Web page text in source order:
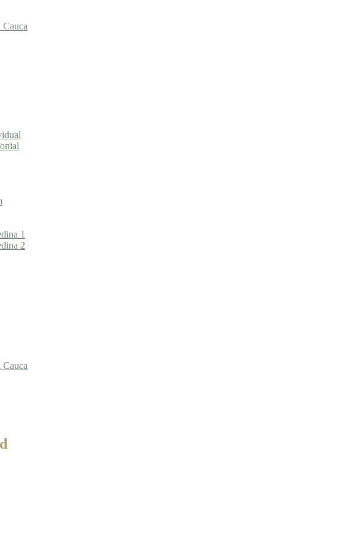
en Tuluá. Alojamiento, tarifas especiales para ejecutivos y fines de semana. Contamos
1
2